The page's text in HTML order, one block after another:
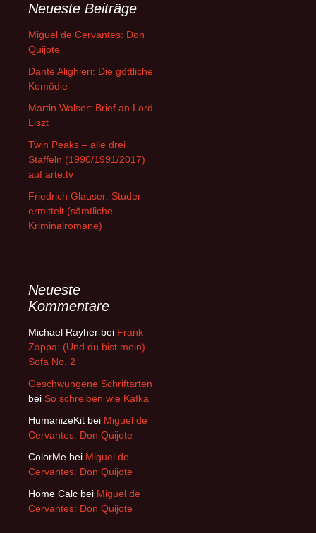
Neueste Beiträge
Miguel de Cervantes: Don
Quijote
Dante Alighieri: Die göttliche
Komödie
Martin Walser: Brief an Lord
Liszt
Twin Peaks – alle drei
Staffeln (1990/1991/2017)
auf arte.tv
Friedrich Glauser: Studer
ermittelt (sämtliche
Kriminalromane)
Neueste
Kommentare
Michael Rayher bei Frank
Zappa: (Und du bist mein)
Sofa No. 2
Geschwungene Schriftarten
bei So schreiben wie Kafka
HumanizeKit bei Miguel de
Cervantes: Don Quijote
ColorMe bei Miguel de
Cervantes: Don Quijote
Home Calc bei Miguel de
Cervantes: Don Quijote